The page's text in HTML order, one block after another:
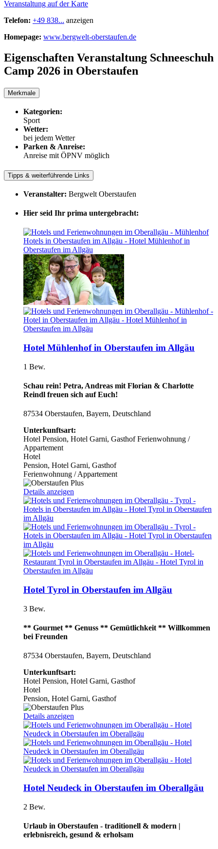
Veranstaltung auf der Karte
Telefon: +49 838... anzeigen
Homepage: www.bergwelt-oberstaufen.de
Eigenschaften Veranstaltung Schneeschuh
Camp 2026 in Oberstaufen
Merkmale
Kategorien:
Sport
Wetter:
bei jedem Wetter
Parken & Anreise:
Anreise mit ÖPNV möglich
Tipps & weiterführende Links
Veranstalter: Bergwelt Oberstaufen
Hier seid Ihr prima untergebracht:
Hotel Mühlenhof in Oberstaufen im Allgäu
1 Bew.
Schau rein! Petra, Andreas mit Florian & Charlotte
Reindl freuen sich auf Euch!
87534 Oberstaufen, Bayern, Deutschland
Unterkunftsart:
Hotel Pension, Hotel Garni, GasthofFerienwohnung /
Appartement
Hotel
Pension, Hotel Garni, Gasthof
Ferienwohnung / Appartement
Details anzeigen
Hotel Tyrol in Oberstaufen im Allgäu
3 Bew.
** Gourmet ** Genuss ** Gemütlichkeit ** Willkommen
bei Freunden
87534 Oberstaufen, Bayern, Deutschland
Unterkunftsart:
Hotel Pension, Hotel Garni, Gasthof
Hotel
Pension, Hotel Garni, Gasthof
Details anzeigen
Hotel Neudeck in Oberstaufen im Oberallgäu
2 Bew.
Urlaub in Oberstaufen - traditionell & modern |
erlebnisreich, gesund & erholsam